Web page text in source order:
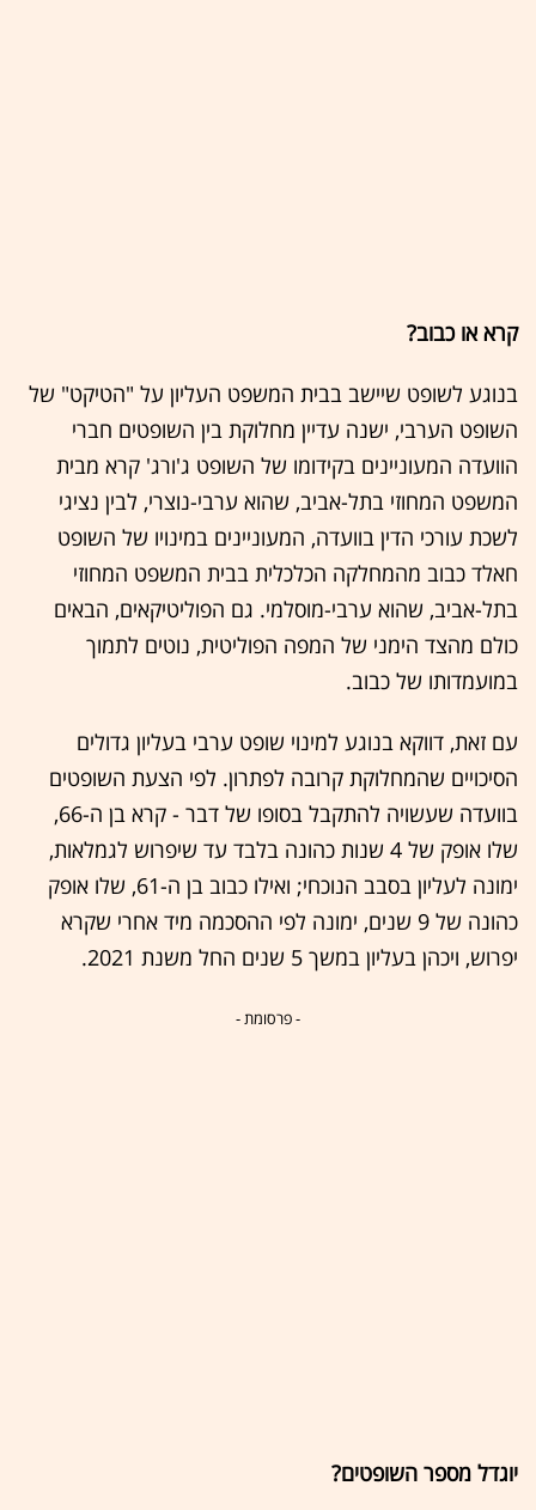
קרא או כבוב?
בנוגע לשופט שיישב בבית המשפט העליון על "הטיקט" של
השופט הערבי, ישנה עדיין מחלוקת בין השופטים חברי
הוועדה המעוניינים בקידומו של השופט ג'ורג' קרא מבית
המשפט המחוזי בתל-אביב, שהוא ערבי-נוצרי, לבין נציגי
לשכת עורכי הדין בוועדה, המעוניינים במינויו של השופט
חאלד כבוב מהמחלקה הכלכלית בבית המשפט המחוזי
בתל-אביב, שהוא ערבי-מוסלמי. גם הפוליטיקאים, הבאים
כולם מהצד הימני של המפה הפוליטית, נוטים לתמוך
במועמדותו של כבוב.
עם זאת, דווקא בנוגע למינוי שופט ערבי בעליון גדולים
הסיכויים שהמחלוקת קרובה לפתרון. לפי הצעת השופטים
בוועדה שעשויה להתקבל בסופו של דבר - קרא בן ה-66,
שלו אופק של 4 שנות כהונה בלבד עד שיפרוש לגמלאות,
ימונה לעליון בסבב הנוכחי; ואילו כבוב בן ה-61, שלו אופק
כהונה של 9 שנים, ימונה לפי ההסכמה מיד אחרי שקרא
יפרוש, ויכהן בעליון במשך 5 שנים החל משנת 2021.
- פרסומת -
יוגדל מספר השופטים?